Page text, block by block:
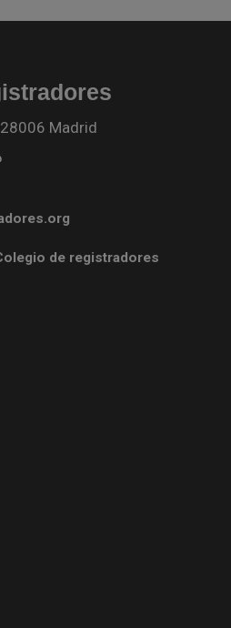
Madrid
de registradores
(abre en ventana nueva)
twitter (abre en ventana nueva)
YouTube (abre en ventana nueva)
Flickr (abre en ventana nueva)
Linkedin (abre en ventana nueva)
Blog (abre en ventana nueva)